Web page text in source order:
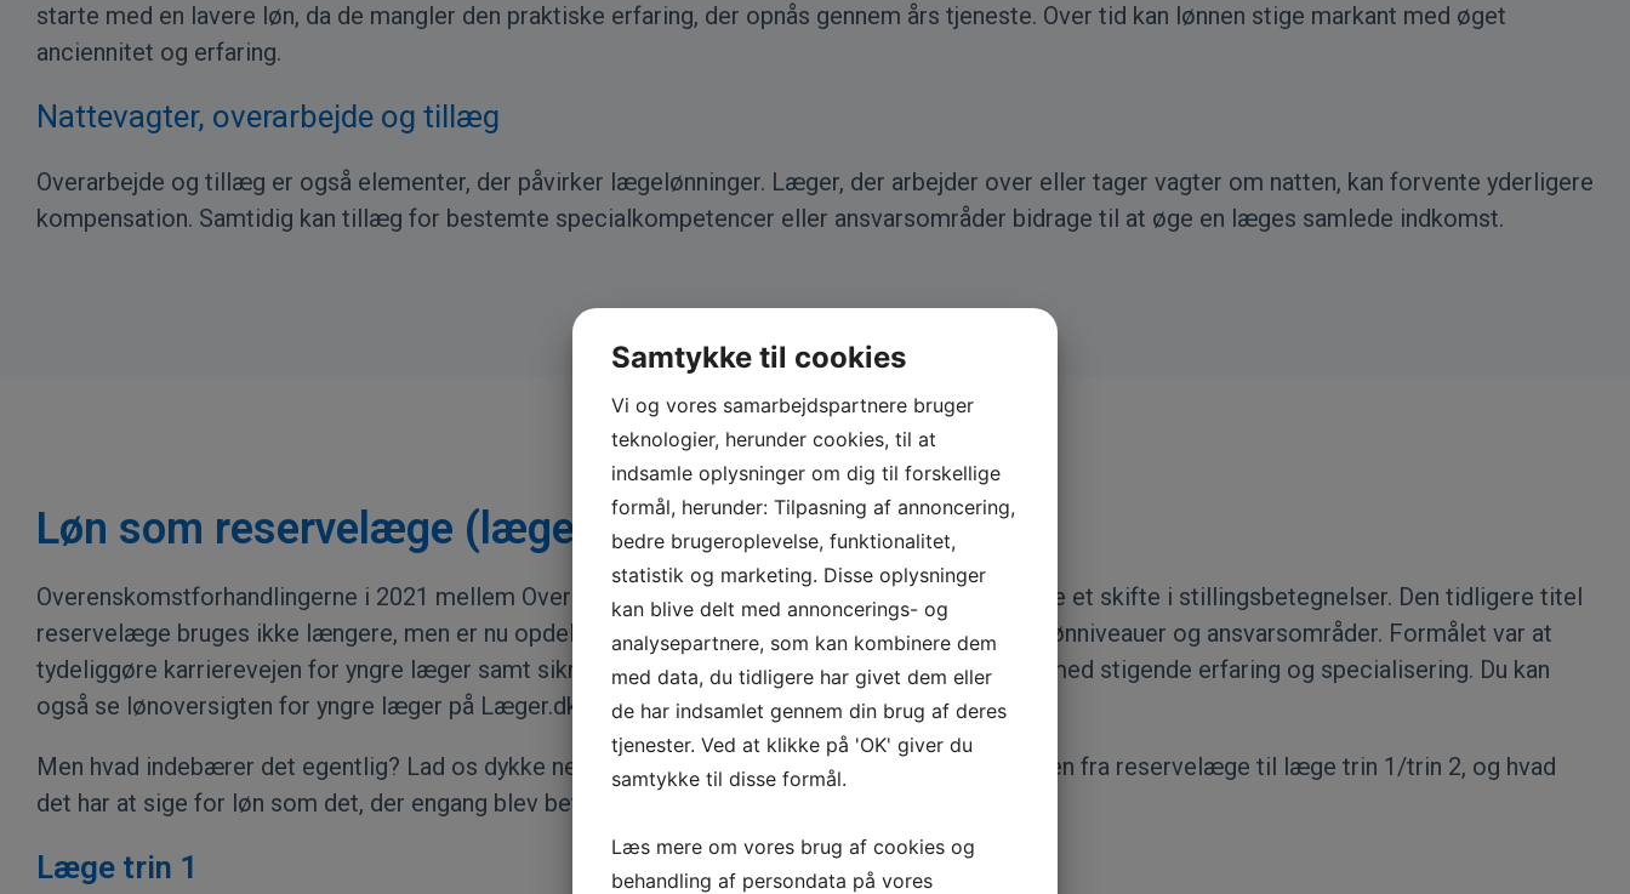
starte med en lavere løn, da de mangler den praktiske erfaring, der opnås gennem års tjeneste. Over tid kan lønnen stige markant med øget
anciennitet og erfaring.
Nattevagter, overarbejde og tillæg
Overarbejde og tillæg er også elementer, der påvirker lægelønninger. Læger, der arbejder over eller tager vagter om natten, kan forvente yderligere
kompensation. Samtidig kan tillæg for bestemte specialkompetencer eller ansvarsområder bidrage til at øge en læges samlede indkomst.
Løn som reservelæge (læge trin 1 og trin 2)
Overenskomstforhandlingerne i 2021 mellem Overlægeforeningen og Danske Regioner medførte et skifte i stillingsbetegnelser. Den tidligere titel
reservelæge bruges ikke længere, men er nu opdelt i læge trin 1 og læge trin 2, hver med egne lønniveauer og ansvarsområder. Formålet var at
tydeliggøre karrierevejen for yngre læger samt sikre en mere gennemskuelig lønudvikling i takt med stigende erfaring og specialisering. Du kan
også se lønoversigten for yngre læger på Læger.dk
Men hvad indebærer det egentlig? Lad os dykke ned i en mere detaljeret forklaring på overgangen fra reservelæge til læge trin 1/trin 2, og hvad
det har at sige for løn som det, der engang blev betegnet reservelæge:
Læge trin 1
Samtykke til cookies
Vi og vores samarbejdspartnere bruger
teknologier, herunder cookies, til at
indsamle oplysninger om dig til forskellige
formål, herunder: Tilpasning af annoncering,
bedre brugeroplevelse, funktionalitet,
statistik og marketing. Disse oplysninger
kan blive delt med annoncerings- og
analysepartnere, som kan kombinere dem
med data, du tidligere har givet dem eller
de har indsamlet gennem din brug af deres
tjenester. Ved at klikke på 'OK' giver du
samtykke til disse formål.
Læs mere om vores brug af cookies og
behandling af persondata på vores